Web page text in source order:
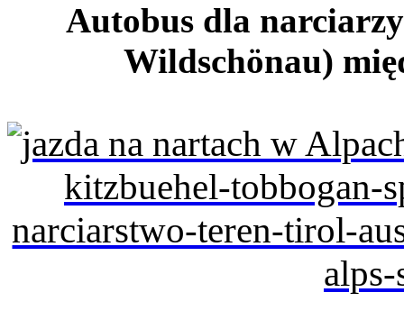
Autobus dla
Wildschönau)